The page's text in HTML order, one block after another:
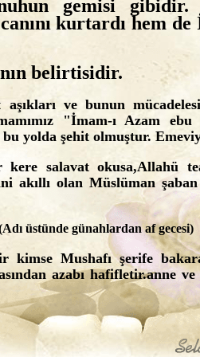
gemisi gibidir.
kurtardı hem
belirtisidir.
ve bunun
"İmam-ı Azam
yolda şehit olmuştur.
salavat okusa,Allahü
akıllı olan Müslüman
üstünde günahlardan af gecesi)
kimse Mushafı şerife
azabı hafifletir.anne ve
içinde doğacak her çocuk,bu
bu gece özel deftere
amel ve işleri